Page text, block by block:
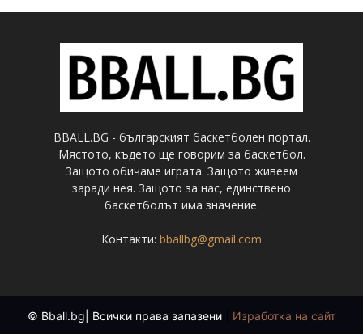
BBALL.BG - българският баскетболен портал.
Мястото, където ще говорим за баскетбол.
Защото обичаме играта. Защото живеем
заради нея. Защото за нас, единствено
баскетболът има значение.
Контакти: bballbg@gmail.com
© Bball.bg| Всички права запазени Изработка на сайт